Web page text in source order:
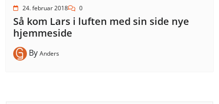
24. februar 2018 0
Så kom Lars i luften med sin side nye
hjemmeside
By Anders